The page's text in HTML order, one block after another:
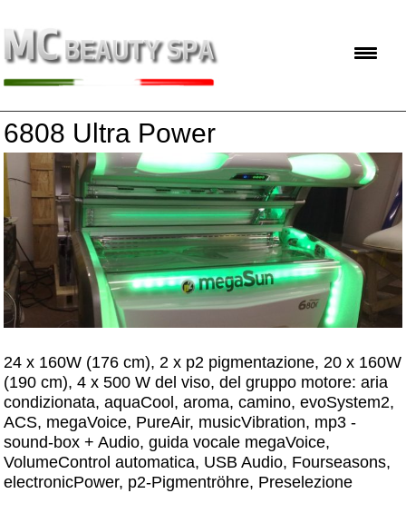
6808 Ultra Power
24 x 160W (176 cm), 2 x p2 pigmentazione, 20 x 160W
(190 cm), 4 x 500 W del viso, del gruppo motore: aria
condizionata, aquaCool, aroma, camino, evoSystem2,
ACS, megaVoice, PureAir, musicVibration, mp3 -
sound-box + Audio, guida vocale megaVoice,
VolumeControl automatica, USB Audio, Fourseasons,
electronicPower, p2-Pigmentröhre, Preselezione